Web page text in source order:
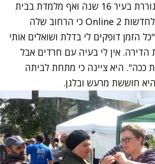
ורד פרידמן, שמתגוררת בעיר 16 שנה ואף מלמדת בבית
ספר חרדי, אמרה לחדשות 2 Online כי הרחוב שלה
הזמן דופקים לי בדלת ושואלים אותי
הדירה. אין לי בעיה עם חרדים אבל
ככה". היא ציינה כי מתחת לביתה
חוששת מרעש ובלגן.